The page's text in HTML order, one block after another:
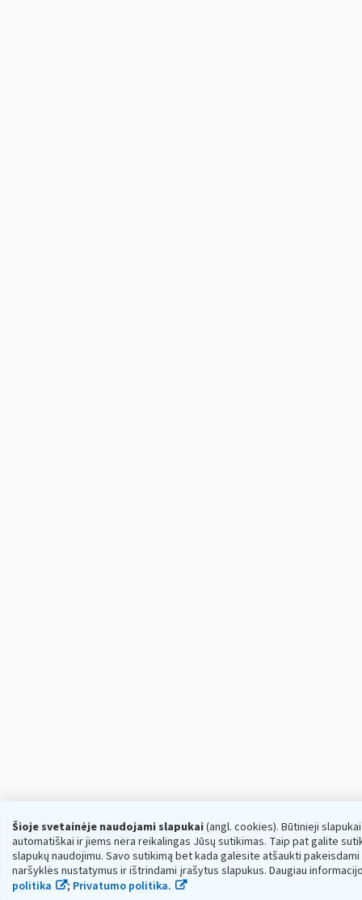
Šioje svetainėje naudojami slapukai(angl. cookies). Būtinieji
automatiškai ir jiems nėra reikalingas Jūsų sutikimas. Taip pat galite
slapukų naudojimu. Savo sutikimą bet kada galėsite atšaukti
naršyklės nustatymus ir ištrindami įrašytus slapukus. Daugiau
politika
; Privatumo politika.